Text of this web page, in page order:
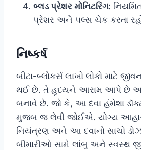
બ્લડ પ્રેશર મોનિટરિંગ:
પ્રેશર અને પલ્સ ચેક કરતા
નિષ્કર્ષ
બીટા-બ્લોકર્સ લાખો લોકો માટે
થઈ છે. તે હૃદયને આરામ આપે છે અને
બનાવે છે. જો કે, આ દવા હંમેશા
મુજબ જ લેવી જોઈએ. યોગ્ય
નિયંત્રણ અને આ દવાનો સાચો
બીમારીઓ સામે લાંબુ અને સ્વસ્થ